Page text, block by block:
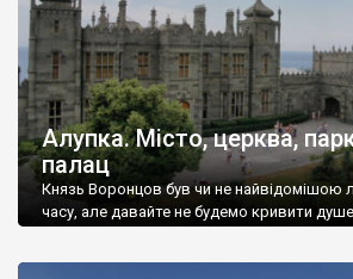
Алупка. Місто, церква,
палац
Князь Воронцов був чи не найвідомішою
часу, але давайте не будемо кривити